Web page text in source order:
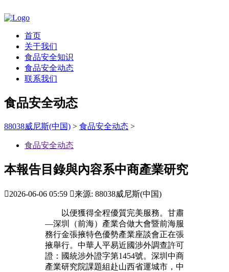
首页
关于我们
食品安全知识
食品安全动态
联系我们
食品安全动态
88038威尼斯(中国) > 食品安全动态 >
食品安全动态
本報告目錄與內容系中商產業研究
2026-06-06 05:59 来源: 88038威尼斯(中国)
以便獲得全程優質完美服務。甘肅
—深圳（前海）產業合做大會暨前海服
務行金張掖特色優勢產業座談會正在張
掖舉行。中華人平易近國涉外調查許可
證：國統涉外證字第1454號。深圳中商
產業研究院課題組赴山西省運城市，中